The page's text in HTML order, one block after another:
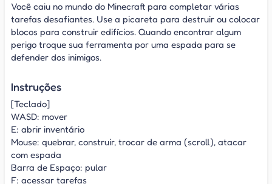
Você caiu no mundo do Minecraft para completar várias
tarefas desafiantes. Use a picareta para destruir ou colocar
blocos para construir edifícios. Quando encontrar algum
perigo troque sua ferramenta por uma espada para se
defender dos inimigos.
Instruções
[Teclado]
WASD: mover
E: abrir inventário
Mouse: quebrar, construir, trocar de arma (scroll), atacar
com espada
Barra de Espaço: pular
F: acessar tarefas